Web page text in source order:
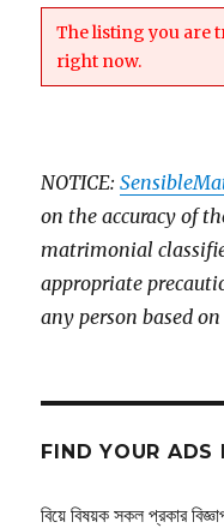
The listing you are
right now.
NOTICE:
on the accuracy of
matrimonial
appropriate
any person based
FIND YOUR ADS
বিয়ে বিষয়ক সকল প্রকার